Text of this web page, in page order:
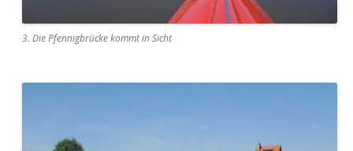
3. Die Pfennigbrücke kommt in Sicht